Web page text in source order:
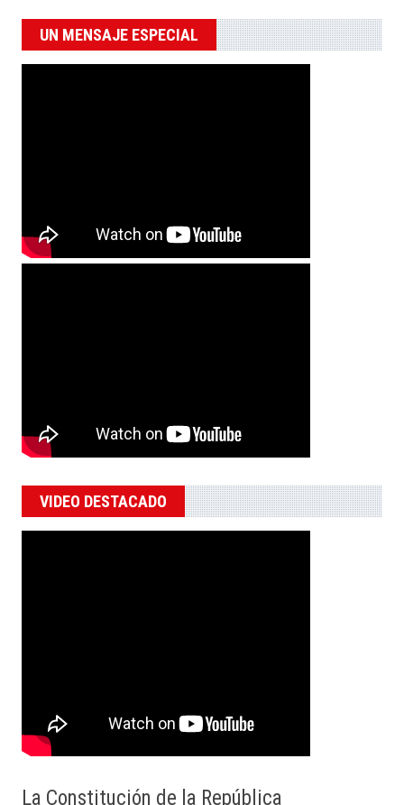
UN MENSAJE ESPECIAL
VIDEO DESTACADO
La Constitución de la República